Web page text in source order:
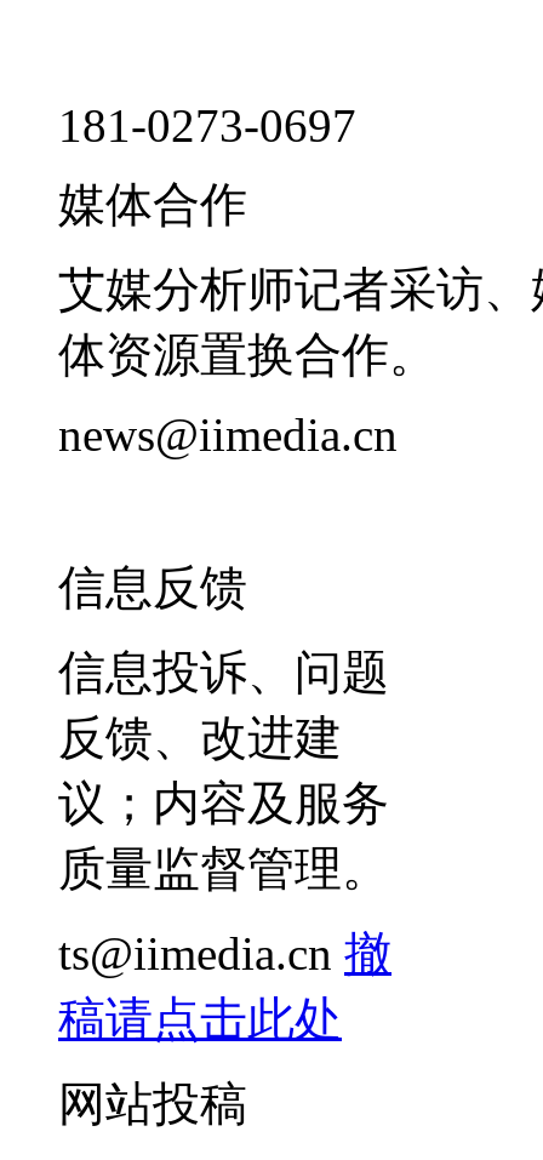
181-0273-0697
媒体合作
艾媒分析师记者采访
体资源置换合作。
news@iimedia.cn
信息反馈
信息投诉、问题
反馈、改进建
议；内容及服务
质量监督管理。
ts@iimedia.cn 撤
稿请点击此处
网站投稿